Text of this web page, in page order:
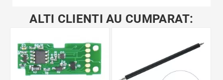
ALTI CLIENTI AU CUMPARAT: